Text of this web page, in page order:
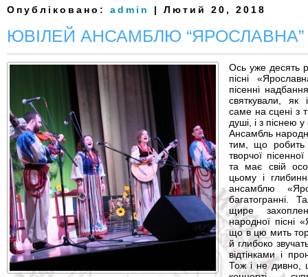
Опубліковано: admin | Лютий 20, 2018
ЮВІЛЕЙ АНСАМБЛЮ “ЯРОСЛАВНА”
Ось уже десять
пісні
пісенні
святкували, як
саме на сцені з
душі, і з піснею у
Ансамбль
тим, що робить
творчої
та має свій
цьому і
ансамблю
багатогранні.
щире
народної пісні
що в цю мить
й глибоко
відтінками і
Тож і не дивно,